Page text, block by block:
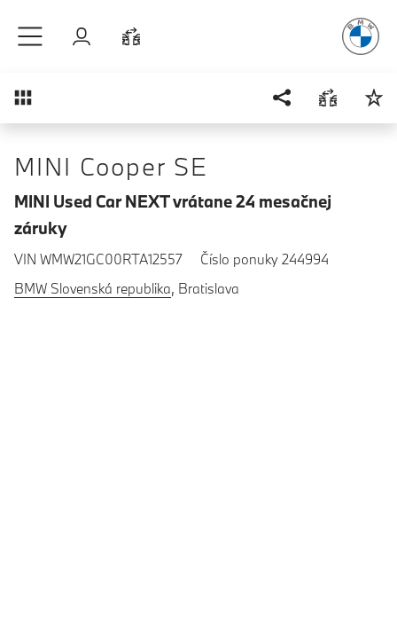
Prihlásenie
Prehľad
MINI Cooper SE
MINI Used Car NEXT vrátane 24 mesačnej
záruky
VIN WMW21GC00RTA12557
Číslo ponuky 244994
BMW Slovenská republika, Bratislava